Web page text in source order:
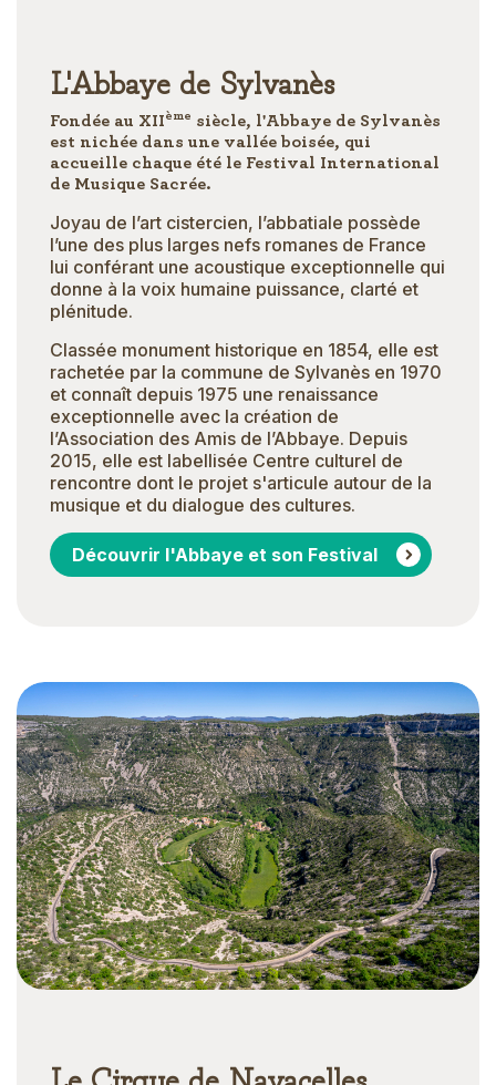
L'Abbaye de Sylvanès
Fondée au XIIème siècle, l'Abbaye de Sylvanès
est nichée dans une vallée boisée, qui
accueille chaque été le Festival International
de Musique Sacrée.
Joyau de l’art cistercien, l’abbatiale possède
l’une des plus larges nefs romanes de France
lui conférant une acoustique exceptionnelle qui
donne à la voix humaine puissance, clarté et
plénitude.
Classée monument historique en 1854, elle est
rachetée par la commune de Sylvanès en 1970
et connaît depuis 1975 une renaissance
exceptionnelle avec la création de
l’Association des Amis de l’Abbaye. Depuis
2015, elle est labellisée Centre culturel de
rencontre dont le projet s'articule autour de la
musique et du dialogue des cultures.
Découvrir l'Abbaye et son Festival
Le Cirque de Navacelles